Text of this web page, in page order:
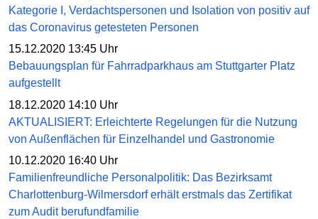
Kategorie I, Verdachtspersonen und Isolation von positiv auf
das Coronavirus getesteten Personen
15.12.2020 13:45 Uhr
Bebauungsplan für Fahrradparkhaus am Stuttgarter Platz
aufgestellt
18.12.2020 14:10 Uhr
AKTUALISIERT: Erleichterte Regelungen für die Nutzung
von Außenflächen für Einzelhandel und Gastronomie
10.12.2020 16:40 Uhr
Familienfreundliche Personalpolitik: Das Bezirksamt
Charlottenburg-Wilmersdorf erhält erstmals das Zertifikat
zum Audit berufundfamilie